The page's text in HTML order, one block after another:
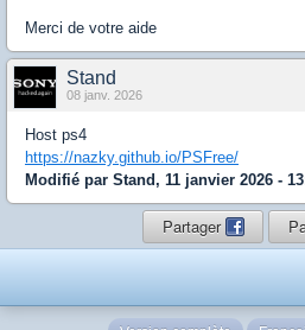
Merci de votre aide
Stand
08 janv. 2026
Host ps4
https://nazky.github.io/PSFree/
Modifié par Stand, 11 janvier 2026 -
Partager